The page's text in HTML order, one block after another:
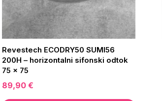
Revestech ECODRY50 SUMI56
200H – horizontalni sifonski odtok
75 x 75
89,90 €